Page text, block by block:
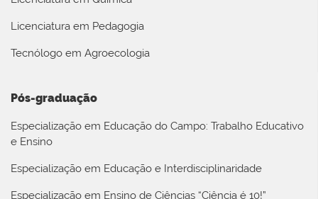
Licenciatura em Pedagogia
Tecnólogo em Agroecologia
Pós-graduação
Especialização em Educação do Campo: Trabalho Educativo
e Ensino
Especialização em Educação e Interdisciplinaridade
Especialização em Ensino de Ciências “Ciência é 10!”